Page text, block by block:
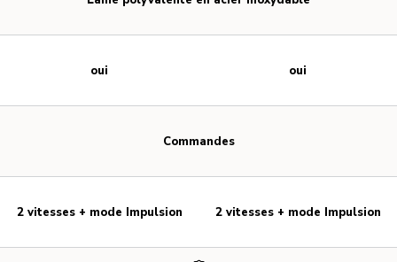
Commandes
oui
2 vitesses + mode Impulsion
oui
2 vitesses + mode Impulsion